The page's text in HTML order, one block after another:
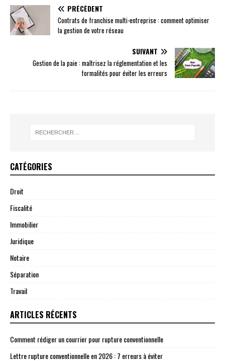
PRÉCÉDENT
Contrats de franchise multi-entreprise : comment optimiser
la gestion de votre réseau
SUIVANT
Gestion de la paie : maîtrisez la réglementation et les
formalités pour éviter les erreurs
CATÉGORIES
Droit
Fiscalité
Immobilier
Juridique
Notaire
Séparation
Travail
ARTICLES RÉCENTS
Comment rédiger un courrier pour rupture conventionnelle
Lettre rupture conventionnelle en 2026 : 7 erreurs à éviter